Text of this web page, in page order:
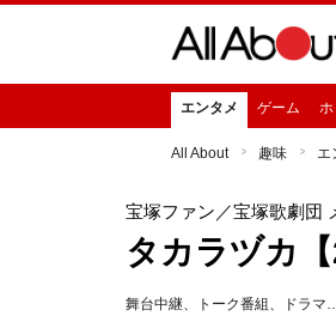
エンタメ ゲーム ホ
All About 趣味 エ
宝塚ファン ／宝塚歌劇団
タカラヅカ
舞台中継、トーク番組、ドラ